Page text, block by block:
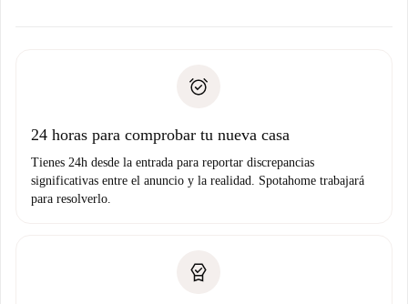
Prueba de solvencia
no nos comunicas ningún problema.
24 horas para comprobar tu nueva casa
Tienes 24h desde la entrada para reportar discrepancias
significativas entre el anuncio y la realidad. Spotahome trabajará
para resolverlo.